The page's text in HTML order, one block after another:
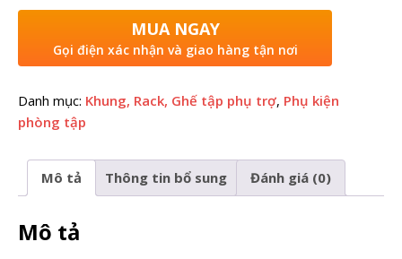
MUA NGAY
Gọi điện xác nhận và giao hàng tận nơi
Danh mục: Khung, Rack, Ghế tập phụ trợ, Phụ kiện
phòng tập
Mô tả Thông tin bổ sung Đánh giá (0)
Mô tả